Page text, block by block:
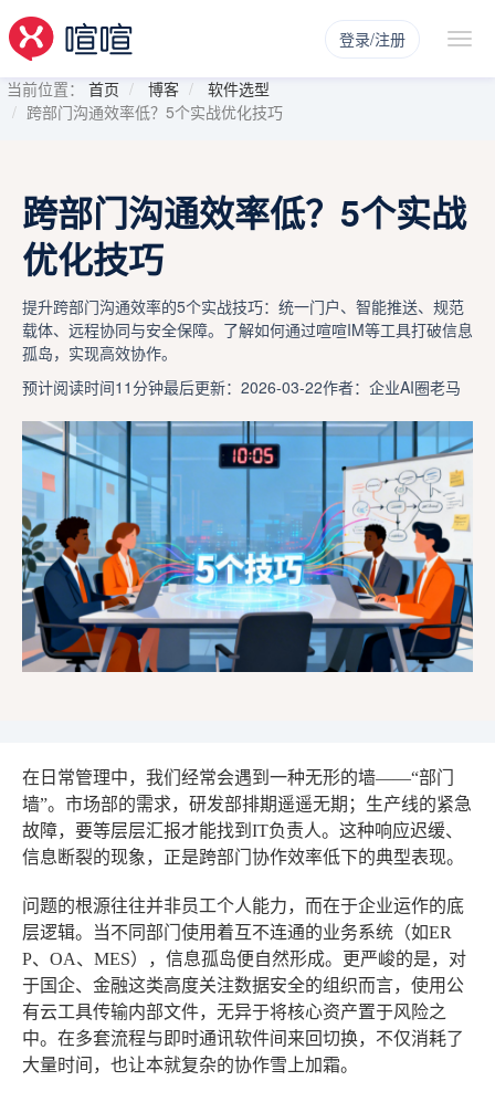
登录/注册
当前位置： 首页 博客
软件选型
跨部门沟通效率低？5个实战优化技巧
跨部门沟通效率低？5个实战
优化技巧
提升跨部门沟通效率的5个实战技巧：统一门户、智能推送、规范
载体、远程协同与安全保障。了解如何通过喧喧IM等工具打破信息
孤岛，实现高效协作。
预计阅读时间11分钟最后更新：2026-03-22作者：企业AI圈老马
在日常管理中，我们经常会遇到一种无形的墙——“部门
墙”。市场部的需求，研发部排期遥遥无期；生产线的紧急
故障，要等层层汇报才能找到IT负责人。这种响应迟缓、
信息断裂的现象，正是跨部门协作效率低下的典型表现。
问题的根源往往并非员工个人能力，而在于企业运作的底
层逻辑。当不同部门使用着互不连通的业务系统（如ER
P、OA、MES），信息孤岛便自然形成。更严峻的是，对
于国企、金融这类高度关注数据安全的组织而言，使用公
有云工具传输内部文件，无异于将核心资产置于风险之
中。在多套流程与即时通讯软件间来回切换，不仅消耗了
大量时间，也让本就复杂的协作雪上加霜。